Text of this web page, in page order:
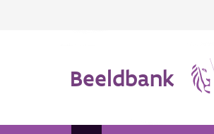
Beeldbank